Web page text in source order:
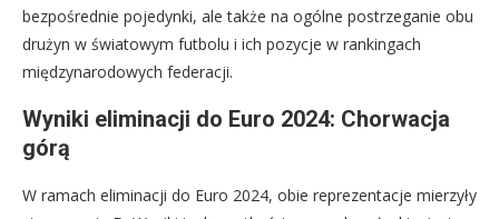
bezpośrednie pojedynki, ale także na ogólne postrzeganie obu
drużyn w światowym futbolu i ich pozycje w rankingach
międzynarodowych federacji.
Wyniki eliminacji do Euro 2024: Chorwacja
górą
W ramach eliminacji do Euro 2024, obie reprezentacje mierzyły